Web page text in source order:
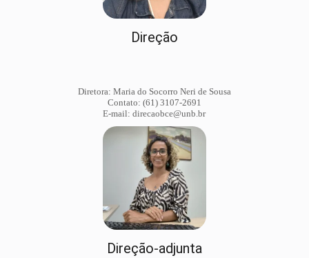
Direção
Diretora: Maria do Socorro Neri de Sousa
Contato: (61) 3107-2691
E-mail: direcaobce@unb.br
Direção-adjunta